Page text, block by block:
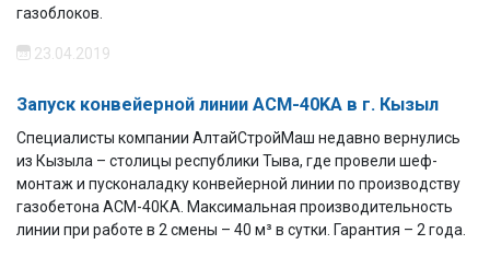
газоблоков.
23.04.2019
Запуск конвейерной линии ACM-40KA в г. Кызыл
Специалисты компании АлтайСтройМаш недавно вернулись
из Кызыла – столицы республики Тыва, где провели шеф-
монтаж и пусконаладку конвейерной линии по производству
газобетона АСМ-40КА. Максимальная производительность
линии при работе в 2 смены – 40 м³ в сутки. Гарантия – 2 года.